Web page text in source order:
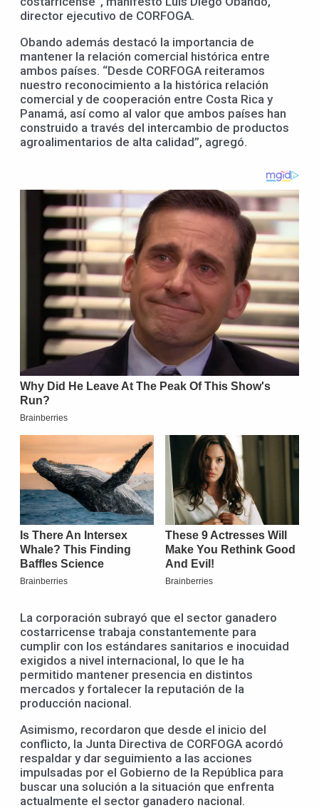
director ejecutivo de CORFOGA.
Obando además destacó la importancia de
mantener la relación comercial histórica entre
ambos países. “Desde CORFOGA reiteramos
nuestro reconocimiento a la histórica relación
comercial y de cooperación entre Costa Rica y
Panamá, así como al valor que ambos países han
construido a través del intercambio de productos
agroalimentarios de alta calidad”, agregó.
La corporación subrayó que el sector ganadero
costarricense trabaja constantemente para
cumplir con los estándares sanitarios e inocuidad
exigidos a nivel internacional, lo que le ha
permitido mantener presencia en distintos
mercados y fortalecer la reputación de la
producción nacional.
Asimismo, recordaron que desde el inicio del
conflicto, la Junta Directiva de CORFOGA acordó
respaldar y dar seguimiento a las acciones
impulsadas por el Gobierno de la República para
buscar una solución a la situación que enfrenta
actualmente el sector ganadero nacional.